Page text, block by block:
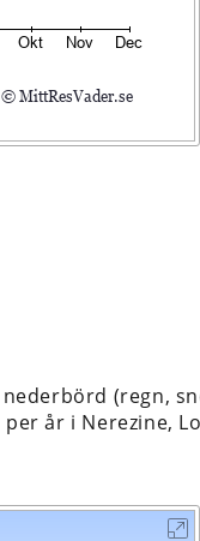
(regn,
år i Nerezine,